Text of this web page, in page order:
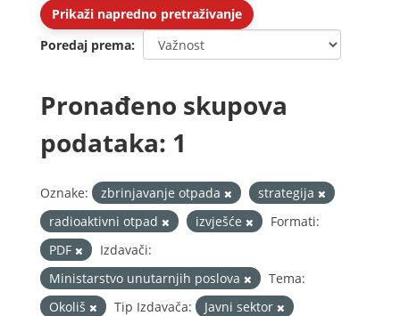
Prikaži napredno pretraživanje
Poredaj prema
Pronađeno skupova
podataka: 1
Oznake: zbrinjavanje otpada
strategija
radioaktivni otpad
izvješće
Formati:
PDF
Izdavači:
Ministarstvo unutarnjih poslova
Tema:
Okoliš
Tip Izdavača:
Javni sektor